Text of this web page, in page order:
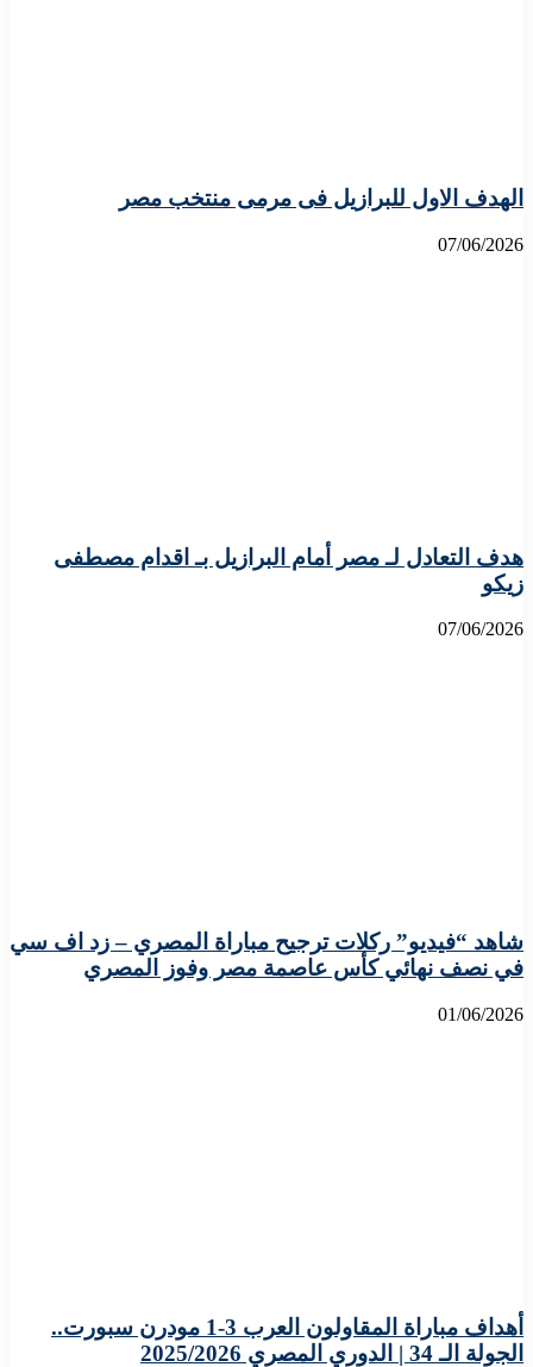
الهدف الاول للبرازيل فى مرمى منتخب مصر
07/06/2026
هدف التعادل لـ مصر أمام البرازيل بـ اقدام مصطفى
زيكو
07/06/2026
شاهد “فيديو” ركلات ترجيح مباراة المصري – زد اف سي
في نصف نهائي كأس عاصمة مصر وفوز المصري
01/06/2026
أهداف مباراة المقاولون العرب 3-1 مودرن سبورت..
الجولة الـ 34 | الدوري المصري 2025/2026